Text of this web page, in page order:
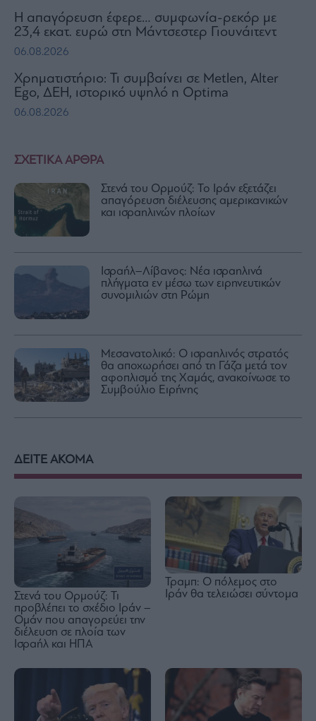
ΣΧΕΤΙΚΑ ΑΡΘΡΑ
Στενά του Ορμούζ: Το Ιράν εξετάζει
απαγόρευση διέλευσης αμερικανικών
και ισραηλινών πλοίων
Ισραήλ–Λίβανος: Νέα ισραηλινά
πλήγματα εν μέσω των ειρηνευτικών
συνομιλιών στη Ρώμη
Μεσανατολικό: Ο ισραηλινός στρατός
θα αποχωρήσει από τη Γάζα μετά τον
αφοπλισμό της Χαμάς, ανακοίνωσε το
Συμβούλιο Ειρήνης
Η απαγόρευση έφερε… συμφωνία-ρεκόρ με
23,4 εκατ. ευρώ στη Μάντσεστερ Γιουνάιτεντ
06.08.2026
Χρηματιστήριο: Τι συμβαίνει σε Metlen, Αlter
Ego, ΔΕΗ, ιστορικό υψηλό η Optima
06.08.2026
ΔΕΙΤΕ ΑΚΟΜΑ
Στενά του Ορμούζ: Τι
προβλέπει το σχέδιο Ιράν –
Ομάν που απαγορεύει την
διέλευση σε πλοία των
Ισραήλ και ΗΠΑ
Τραμπ: Ο πόλεμος στο
Ιράν θα τελειώσει σύντομα